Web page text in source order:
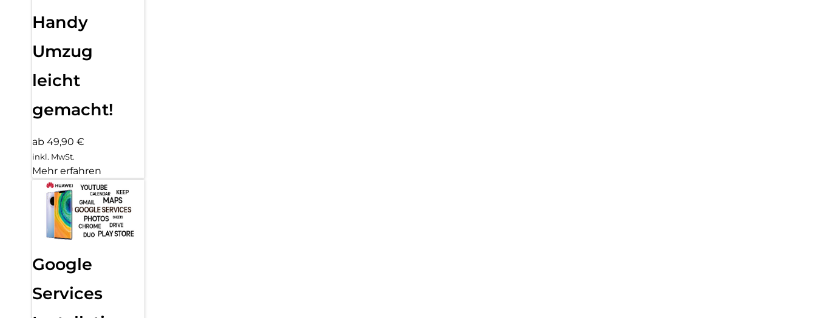
Handy
Umzug
leicht
gemacht!
ab 49,90 €
inkl. MwSt.
Mehr erfahren
Google
Services